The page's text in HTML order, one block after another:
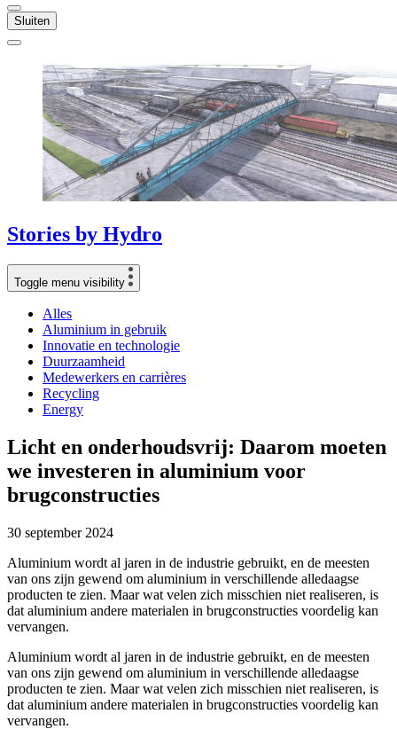
Sluiten
Stories by Hydro
Toggle menu visibility
Alles
Aluminium in gebruik
Innovatie en technologie
Duurzaamheid
Medewerkers en carrières
Recycling
Energy
Licht en onderhoudsvrij: Daarom moeten
we investeren in aluminium voor
brugconstructies
30 september 2024
Aluminium wordt al jaren in de industrie gebruikt, en de meesten
van ons zijn gewend om aluminium in verschillende alledaagse
producten te zien. Maar wat velen zich misschien niet realiseren, is
dat aluminium andere materialen in brugconstructies voordelig kan
vervangen.
Aluminium wordt al jaren in de industrie gebruikt, en de meesten
van ons zijn gewend om aluminium in verschillende alledaagse
producten te zien. Maar wat velen zich misschien niet realiseren, is
dat aluminium andere materialen in brugconstructies voordelig kan
vervangen.